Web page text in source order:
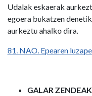
Udalak eskaerak
egoera bukatzen denetik
aurkeztu ahalko dira.
81. NAO. Epearen
GALAR